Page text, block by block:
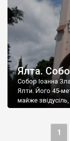
Ялта.
Собор Іоанна
Ялти. Його 45-
майже
1